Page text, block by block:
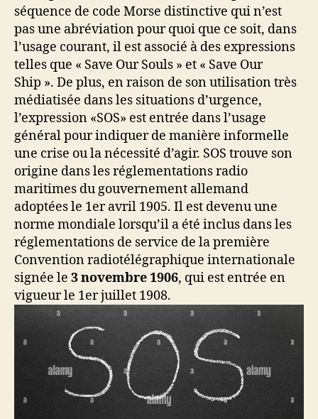
séquence de code Morse distinctive qui n’est
pas une abréviation pour quoi que ce soit, dans
l’usage courant, il est associé à des expressions
telles que « Save Our Souls » et « Save Our
Ship ». De plus, en raison de son utilisation très
médiatisée dans les situations d’urgence,
l’expression «SOS» est entrée dans l’usage
général pour indiquer de manière informelle
une crise ou la nécessité d’agir. SOS trouve son
origine dans les réglementations radio
maritimes du gouvernement allemand
adoptées le 1er avril 1905. Il est devenu une
norme mondiale lorsqu’il a été inclus dans les
réglementations de service de la première
Convention radiotélégraphique internationale
signée le 3 novembre 1906, qui est entrée en
vigueur le 1er juillet 1908.